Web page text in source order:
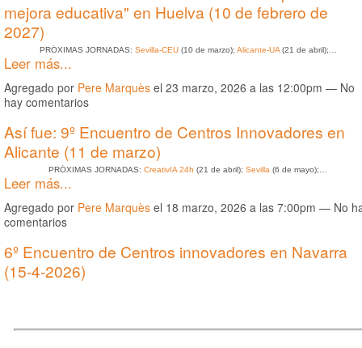
mejora educativa" en Huelva (10 de febrero de
2027)
PRÓXIMAS JORNADAS: Sevilla-CEU(10 de marzo); Alicante-UA(21 de abril);…
Leer más...
Agregado por Pere Marquès el 23 marzo, 2026 a las 12:00pm — No
hay comentarios
Así fue: 9º Encuentro de Centros Innovadores en
Alicante (11 de marzo)
PRÓXIMAS JORNADAS: CreativIA 24h (21 de abril); Sevilla (6 de mayo);…
Leer más...
Agregado por Pere Marquès el 18 marzo, 2026 a las 7:00pm — No
comentarios
6º Encuentro de Centros innovadores en Navarra
(15-4-2026)